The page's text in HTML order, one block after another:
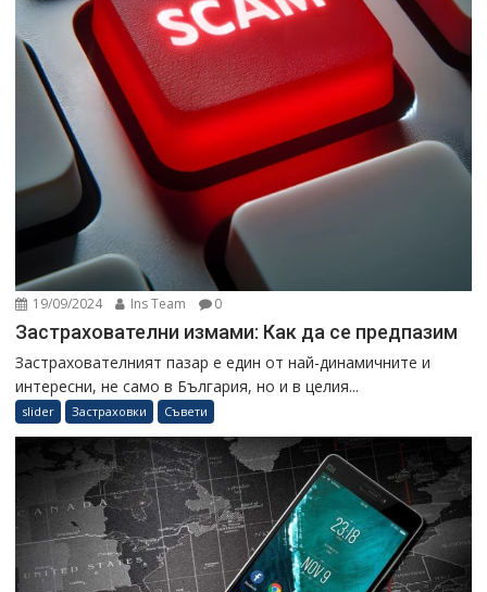
19/09/2024 Ins Team 0
Застрахователни измами: Как да се предпазим
Застрахователният пазар е един от най-динамичните и
интересни, не само в България, но и в целия...
slider Застраховки Съвети